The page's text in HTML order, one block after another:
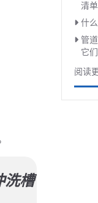
洗槽
清单
什
管
它
阅读